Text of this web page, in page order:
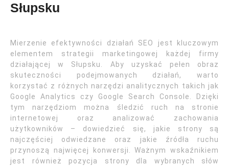
Słupsku
Mierzenie efektywności działań SEO jest kluczowym
elementem strategii marketingowej każdej firmy
działającej w Słupsku. Aby uzyskać pełen obraz
skuteczności podejmowanych działań, warto
korzystać z różnych narzędzi analitycznych takich jak
Google Analytics czy Google Search Console. Dzięki
tym narzędziom można śledzić ruch na stronie
internetowej oraz analizować zachowania
użytkowników – dowiedzieć się, jakie strony są
najczęściej odwiedzane oraz jakie źródła ruchu
przynoszą najwięcej konwersji. Ważnym wskaźnikiem
jest również pozycja strony dla wybranych słów